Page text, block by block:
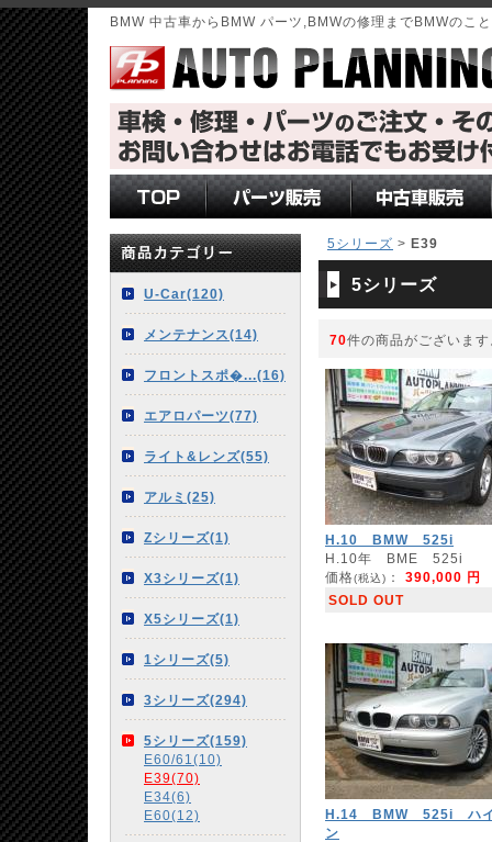
BMW 中古車からBMW パーツ,BMWの修理までBMWのこ
U-Car(120)
メンテナンス(14)
フロントスポ�...(16)
エアロパーツ(77)
ライト&レンズ(55)
アルミ(25)
Zシリーズ(1)
X3シリーズ(1)
X5シリーズ(1)
1シリーズ(5)
3シリーズ(294)
5シリーズ(159)
E60/61(10)
E39(70)
E34(6)
E60(12)
5シリーズ > E39
5シリーズ
70件の商品がございます
H.10 BMW 525i
H.10年 BME 525i
価格(税込) ： 390,000 円
SOLD OUT
H.14 BMW 525i ハ
ン